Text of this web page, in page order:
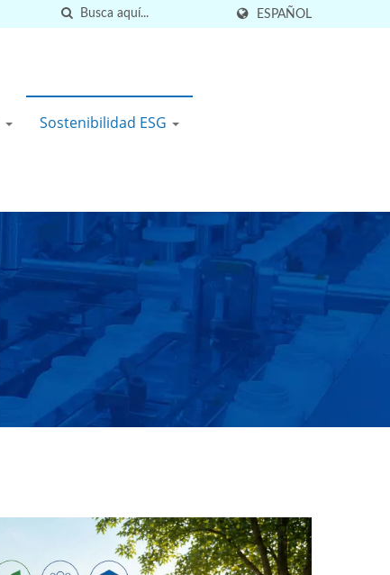
ESPAÑOL
Sostenibilidad ESG